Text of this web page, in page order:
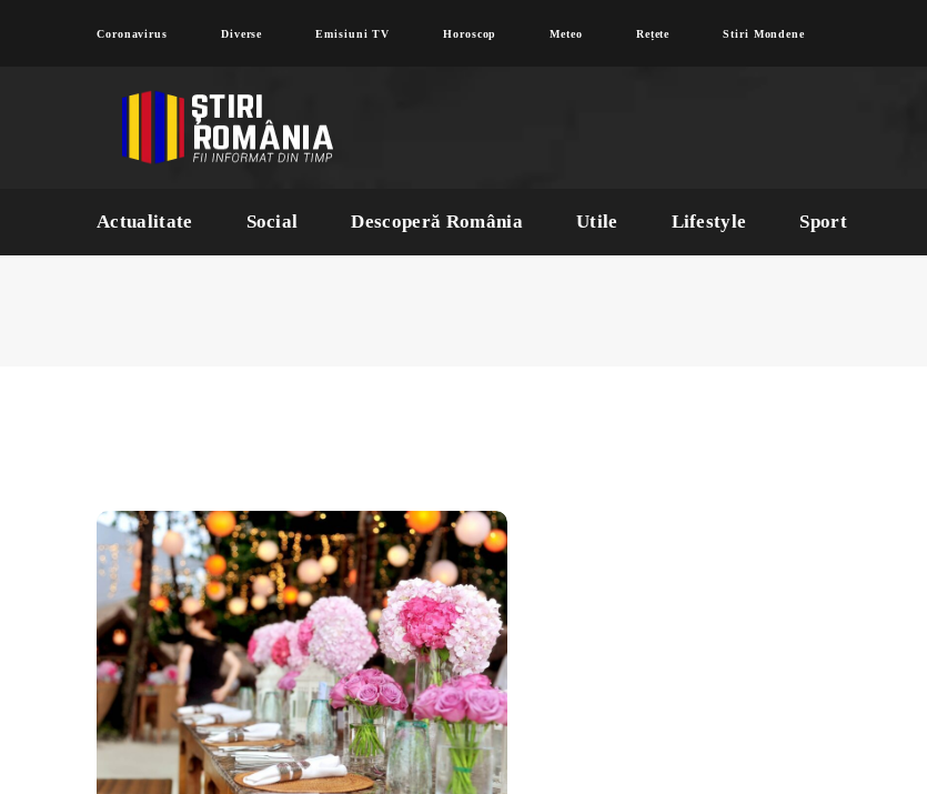
Coronavirus Diverse Emisiuni TV Horoscop Meteo Rețete Stiri Mondene
Actualitate Social Descoperă România Utile Lifestyle Sport